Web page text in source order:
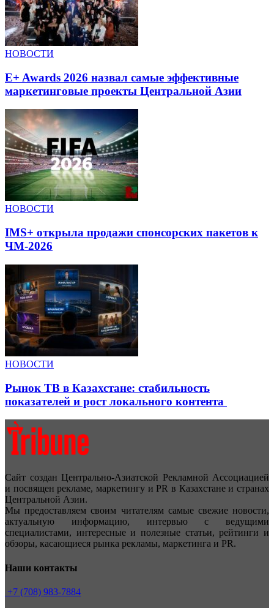
НОВОСТИ
E+ Awards 2026 назвал самые эффективные
маркетинговые проекты Центральной Азии
НОВОСТИ
IMS+ открыла продажи спонсорских пакетов к
ЧМ-2026
НОВОСТИ
Рынок ТВ в Казахстане: стабильность
показателей и рост локального контента
Сайт создан Центрально-Азиатской Рекламной Ассоциацией
и посвящен рекламе, маркетингу и PR в Казахстане и странах
Центральной Азии.
Мы предоставляем своим читателям самые свежие новости,
актуальную информацию, интервью с ведущими
специалистами, интересные и полезные статьи, рейтинги и
обзоры, касающиеся рынка рекламы, маркетинга и PR.
Наши контакты
+7 (708) 983-7884